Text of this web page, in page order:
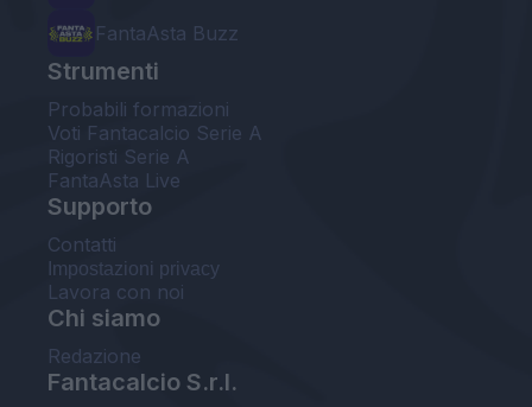
FantaAsta Buzz
Strumenti
Probabili formazioni
Voti Fantacalcio Serie A
Rigoristi Serie A
FantaAsta Live
Supporto
Contatti
Impostazioni privacy
Lavora con noi
Chi siamo
Redazione
Fantacalcio S.r.l.